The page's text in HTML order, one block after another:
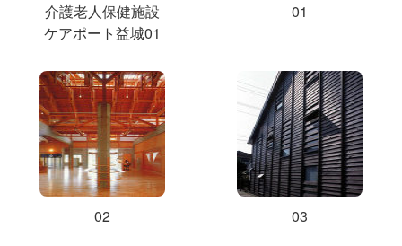
介護老人保健施設
ケアポート益城01
01
02 03